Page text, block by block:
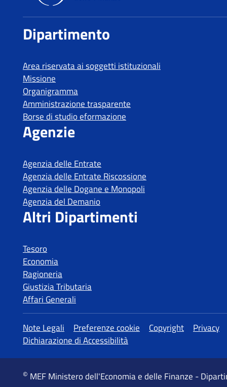
Tesoro
Economia
Ragioneria
Giustizia Tributaria
Affari Generali
MEF Ministero dell'Economia e delle Finanze -